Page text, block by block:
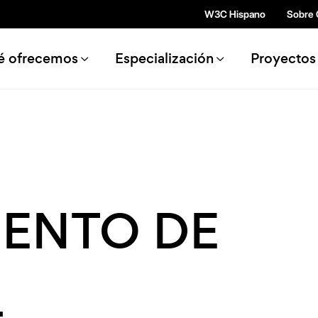
Pasar al contenido principal
W3C Hispano Sobre
navigation
ofrecemos Especialización Proyectos
DE